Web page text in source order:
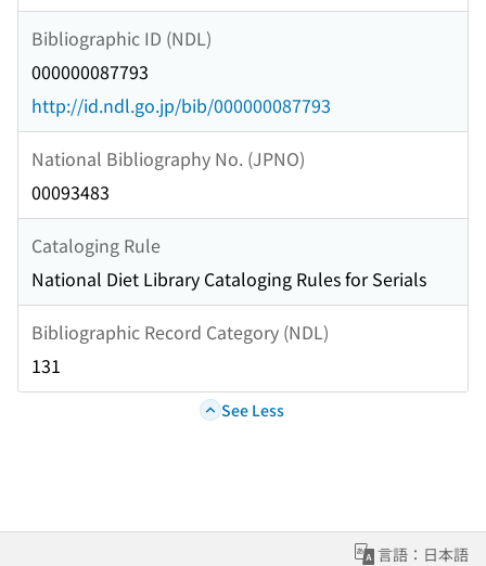
Bibliographic ID (NDL)
000000087793
http://id.ndl.go.jp/bib/000000087793
National Bibliography No. (JPNO)
00093483
Cataloging Rule
National Diet Library Cataloging Rules for Serials
Bibliographic Record Category (NDL)
131
See Less
言語：日本語